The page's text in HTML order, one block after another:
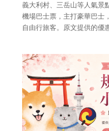
義大利村、三岳山等人氣景
機場巴士票，主打豪華巴士
自由行旅客。原文提供的優